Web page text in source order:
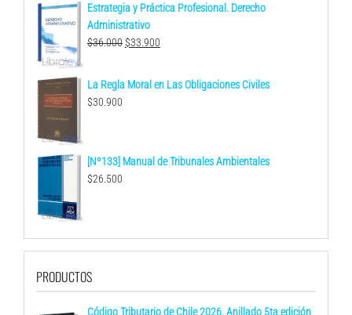
Estrategia y Práctica Profesional. Derecho
Administrativo
$36.000El
$33.900
La Regla Moral en Las Obligaciones Civiles
$30.900
[Nº133] Manual de Tribunales Ambientales
$26.500
PRODUCTOS
Código Tributario de Chile 2026. Anillado 5ta edición